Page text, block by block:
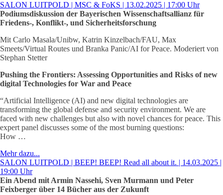
SALON LUITPOLD | MSC & FoKS | 13.02.2025 | 17:00 Uhr
Podiumsdiskussion der Bayerischen Wissenschaftsallianz für
Friedens-, Konflikt-, und Sicherheitsforschung
Mit Carlo Masala/Unibw, Katrin Kinzelbach/FAU, Max
Smeets/Virtual Routes und Branka Panic/AI for Peace. Moderiert von
Stephan Stetter
Pushing the Frontiers: Assessing Opportunities and Risks of new
digital Technologies for War and Peace
“Artificial Intelligence (AI) and new digital technologies are
transforming the global defense and security environment. We are
faced with new challenges but also with novel chances for peace. This
expert panel discusses some of the most burning questions:
How …
Mehr dazu...
SALON LUITPOLD | BEEP! BEEP! Read all about it. | 14.03.2025 |
19:00 Uhr
Ein Abend mit Armin Nassehi, Sven Murmann und Peter
Feixberger über 14 Bücher aus der Zukunft